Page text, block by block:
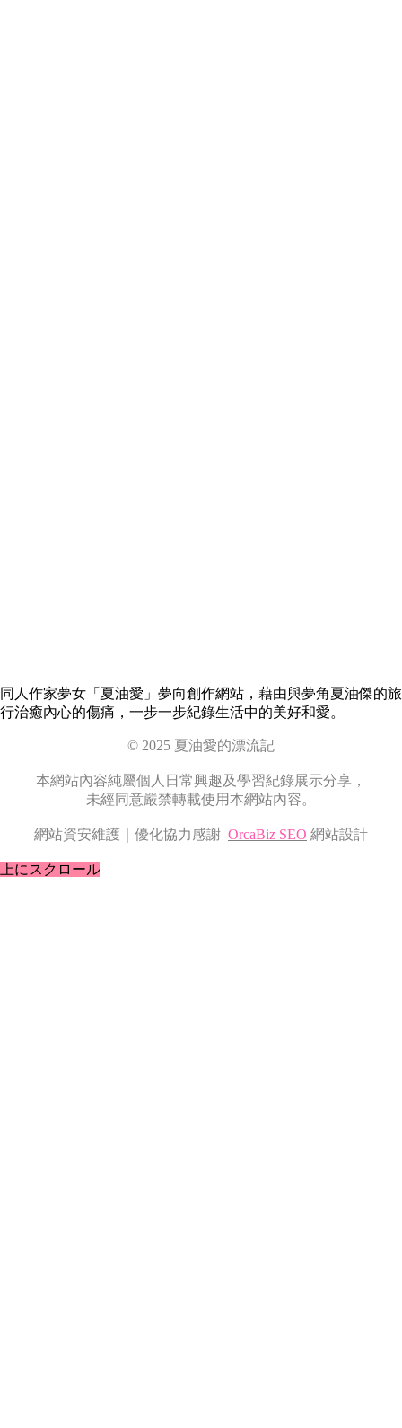
同人作家夢女「夏油愛」夢向創作網站，藉由與夢角夏油傑的旅
行治癒內心的傷痛，一步一步紀錄生活中的美好和愛。
© 2025 夏油愛的漂流記
本網站內容純屬個人日常興趣及學習紀錄展示分享，
未經同意嚴禁轉載使用本網站內容。
網站資安維護｜優化協力感謝 OrcaBiz SEO 網站設計
上にスクロール